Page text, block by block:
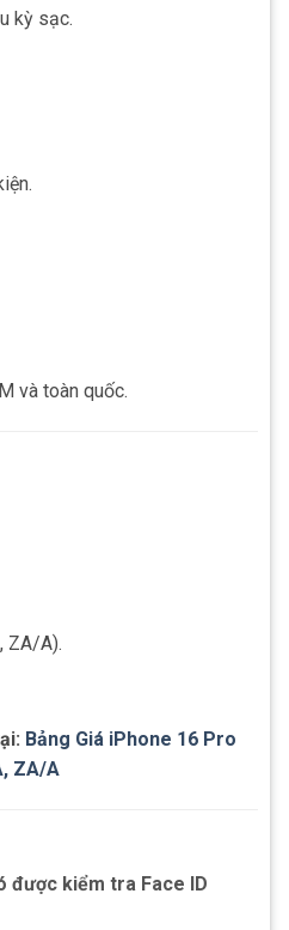
kỳ sạc.
và toàn quốc.
ZA/A).
Bảng Giá iPhone 16 Pro
ZA/A
được kiểm tra Face ID